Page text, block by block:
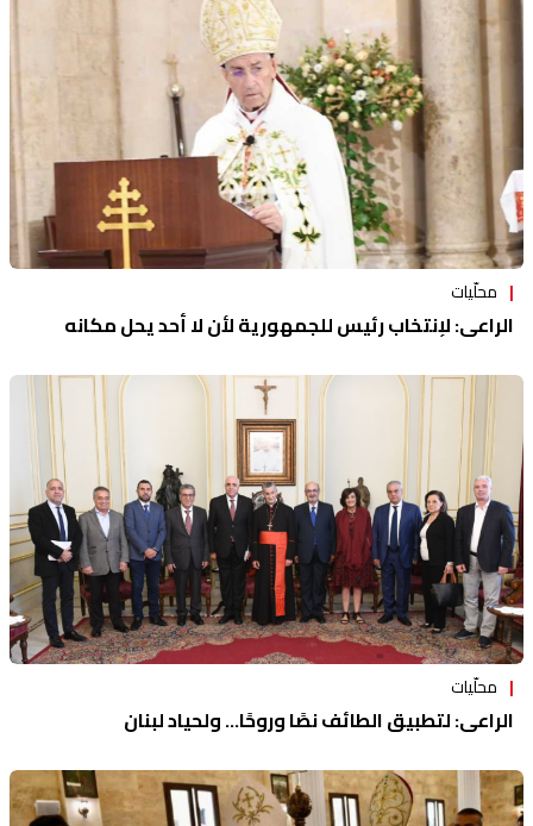
محلّيات
الراعي: لإنتخاب رئيس للجمهورية لأن لا أحد يحل مكانه
محلّيات
الراعي: لتطبيق الطائف نصًا وروحًا... ولحياد لبنان